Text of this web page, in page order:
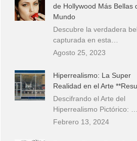
de Hollywood Más Bellas
Mundo
Descubre la verdadera
capturada en esta…
Agosto 25, 2023
Hiperrealismo: La Super
Realidad en el Arte
Descifrando el Arte del
Hiperrealismo Pictórico: …
Febrero 13, 2024